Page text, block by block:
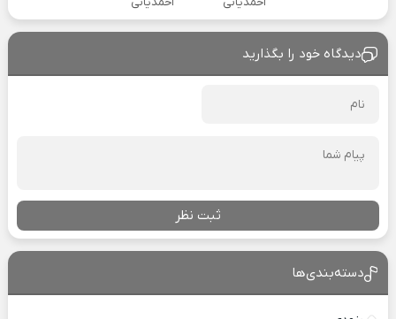
دیدگاه خود را بگذارید
ثبت نظر
دسته‌بندی‌ها